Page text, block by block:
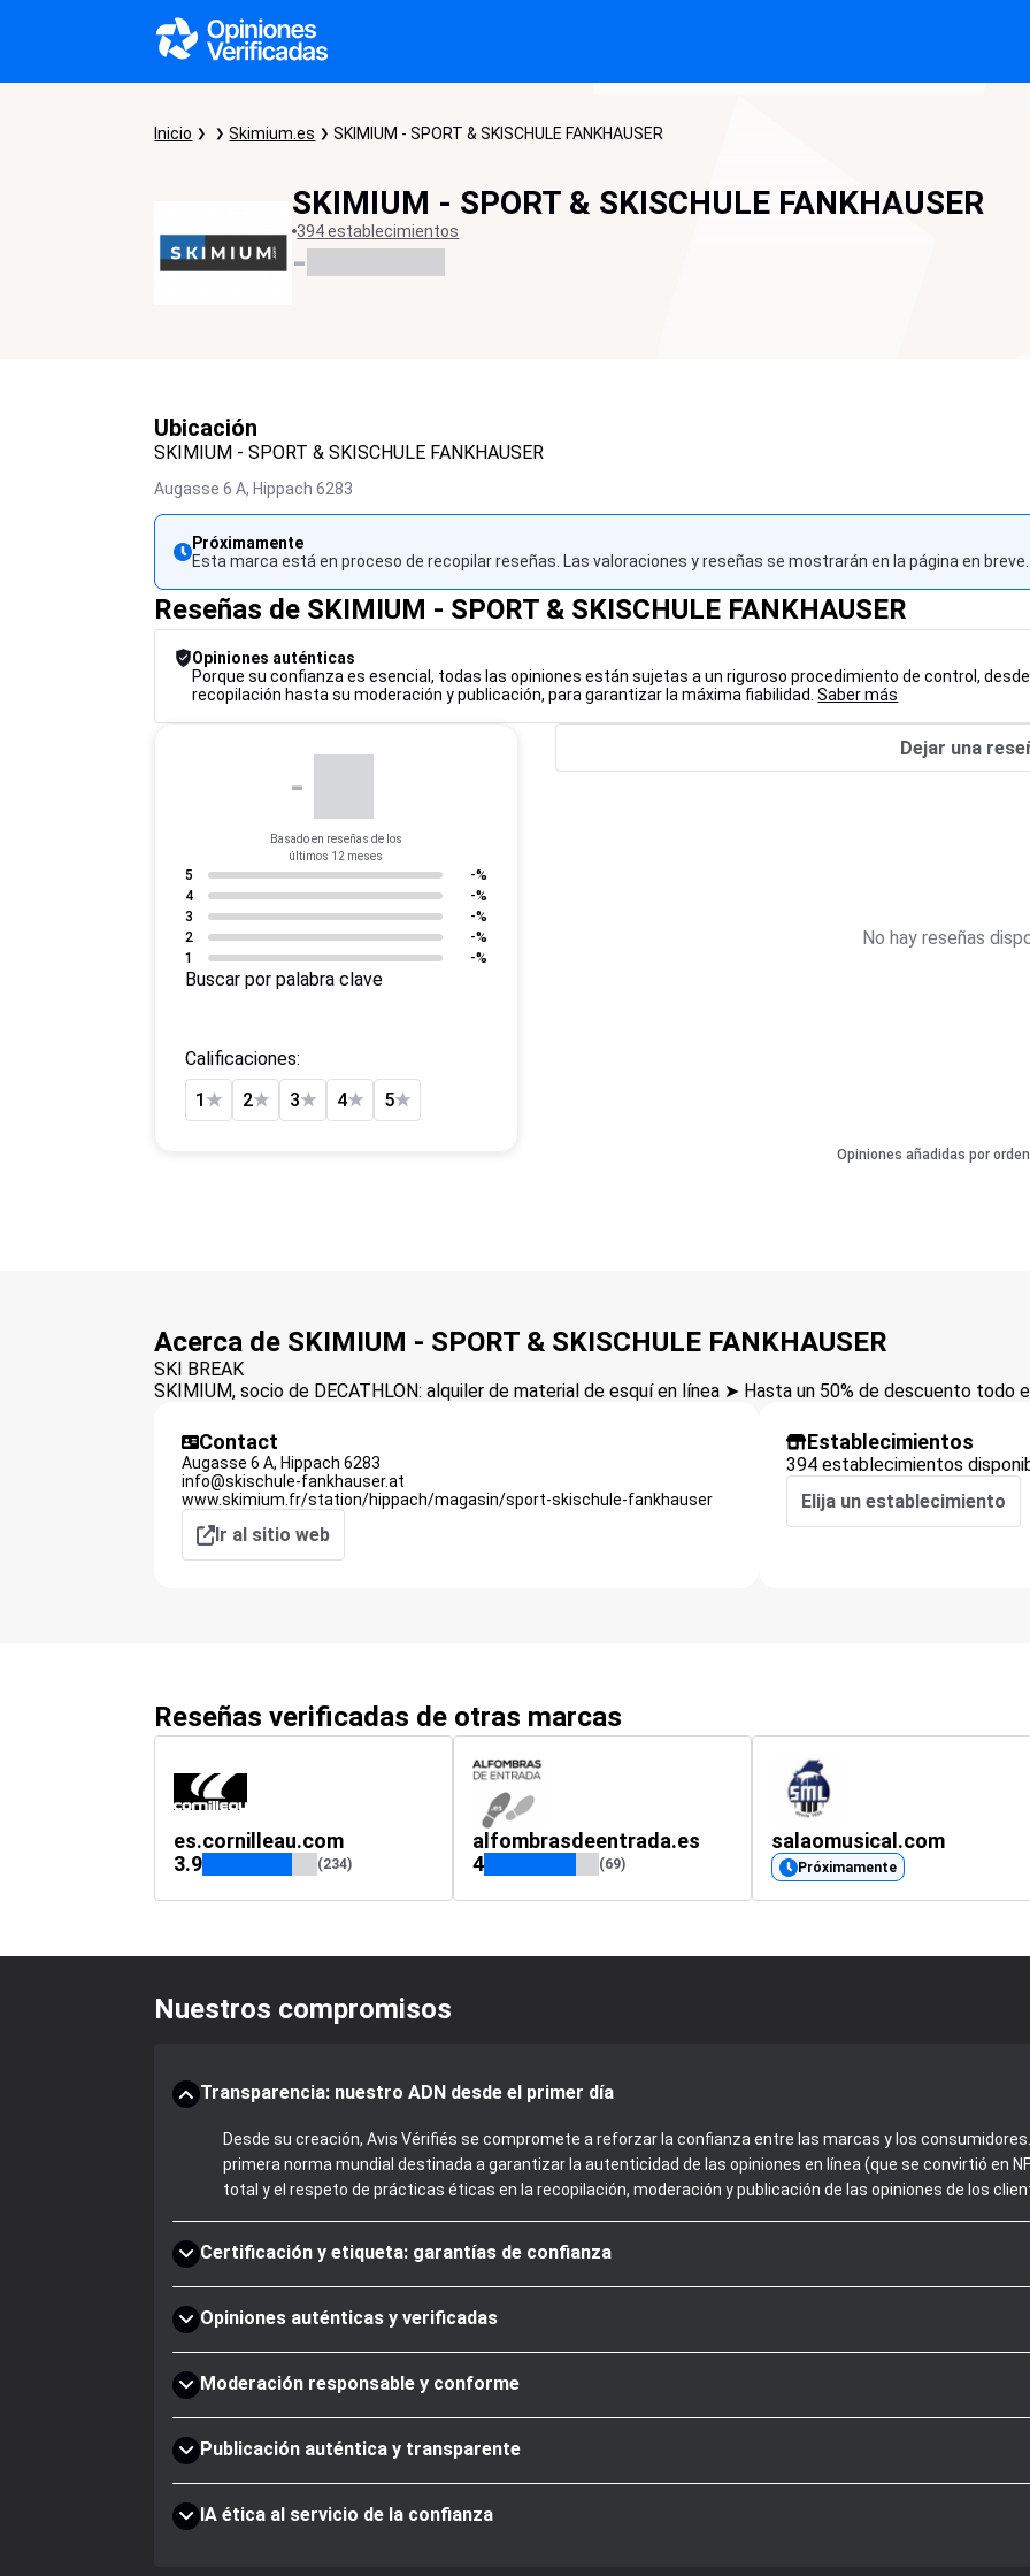
Inicio Skimium.es SKIMIUM - SPORT & SKISCHULE FANKHAUSER
SKIMIUM - SPORT & SKISCHULE FANKHAUSER
394 establecimientos
-
Ubicación
SKIMIUM - SPORT & SKISCHULE FANKHAUSER
Augasse 6 A, Hippach 6283
Próximamente
Esta marca está en proceso de recopilar reseñas. Las valoraciones y reseñas se mostrarán en la página en breve.
Reseñas de SKIMIUM - SPORT & SKISCHULE FANKHAUSER
Opiniones auténticas
Porque su confianza es esencial, todas las opiniones están sujetas a un riguroso procedimiento de control,
recopilación hasta su moderación y publicación, para garantizar la máxima fiabilidad.Saber más
-
Basado en reseñas de los
últimos 12 meses
5
-%
4
-%
3
-%
2
-%
1
-%
Buscar por palabra clave
Calificaciones:
1 ★ 2★ 3★ 4★ 5★
Dejar una
No hay reseñas
Opiniones añadidas por
Acerca de SKIMIUM - SPORT & SKISCHULE FANKHAUSER
SKI BREAK
SKIMIUM, socio de DECATHLON: alquiler de material de esquí en línea ➤ Hasta un 50% de descuento todo
Contact
Augasse 6 A, Hippach 6283
info@skischule-fankhauser.at
www.skimium.fr/station/hippach/magasin/sport-skischule-fankhauser
Ir al sitio web
Establecimientos
394 establecimientos
Elija un establecimiento
Reseñas verificadas de otras marcas
es.cornilleau.com
3.9
(234)
alfombrasdeentrada.es
4
(69)
salaomusical.com
Próximamente
Nuestros compromisos
Transparencia: nuestro ADN desde el primer día
Desde su creación, Avis Vérifiés se compromete a reforzar la confianza entre las marcas y los
primera norma mundial destinada a garantizar la autenticidad de las opiniones en línea (que se convirtió en
total y el respeto de prácticas éticas en la recopilación, moderación y publicación de las opiniones de los
Certificación y etiqueta: garantías de confianza
Opiniones auténticas y verificadas
Moderación responsable y conforme
Publicación auténtica y transparente
IA ética al servicio de la confianza